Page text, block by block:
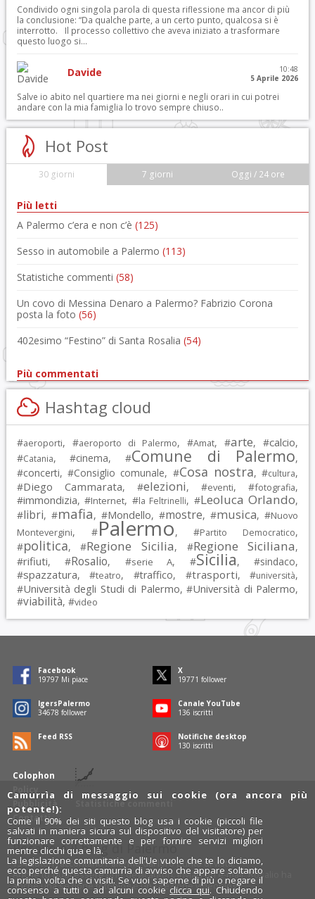
Condivido ogni singola parola di questa riflessione ma ancor di più
la conclusione: “Da qualche parte, a un certo punto, qualcosa si è
interrotto. Il processo collettivo che aveva iniziato a trasformare
questo luogo si...
Davide
10:48
5 Aprile 2026
Salve io abito nel quartiere ma nei giorni e negli orari in cui potrei
andare con la mia famiglia lo trovo sempre chiuso..
Hot Post
30 giorni 7 giorni Oggi / 24 ore
Più letti
A Palermo c’era e non c’è (125)
Sesso in automobile a Palermo (113)
Statistiche commenti (58)
Un covo di Messina Denaro a Palermo? Fabrizio Corona
posta la foto (56)
402esimo “Festino” di Santa Rosalia (54)
Più commentati
Hashtag cloud
#aeroporti, #aeroporto di Palermo, #Amat, #arte, #calcio,
#Catania, #cinema, #Comune di Palermo,
#concerti, #Consiglio comunale, #Cosa nostra, #cultura,
#Diego Cammarata, #elezioni, #eventi, #fotografia,
#immondizia, #Internet, #la Feltrinelli, #Leoluca Orlando,
#libri, #mafia, #Mondello, #mostre, #musica, #Nuovo
Montevergini, #Palermo, #Partito Democratico,
#politica, #Regione Sicilia, #Regione Siciliana,
#rifiuti, #Rosalio, #serie A, #Sicilia, #sindaco,
#spazzatura, #teatro, #traffico, #trasporti, #università,
#Università degli Studi di Palermo, #Università di Palermo,
#viabilità, #video
Colophon
Policy
Pubblicità
Contatti
Statistiche commenti
Facebook
19797 Mi piace
X
19771 follower
IgersPalermo
34678 follower
Canale YouTube
136 iscritti
Feed RSS
Notifiche desktop
130 iscritti
Rosalio è il blog di Palermo
754 autoriraccontano Palermo dal loro punto di vista.
Anche tu puoi essere uno degli autori: inviaci un' e-mail. Rosalio ha
anche una sezionefotobloge una sezionevideoblog.
Camurrìa di messaggio sui cookie (ora ancora più
potente!):
Come il 90% dei siti questo blog usa i cookie (piccoli file
salvati in maniera sicura sul dispositivo del visitatore) per
funzionare correttamente e per fornire servizi migliori
mentre clicchi qua e là.
La legislazione comunitaria dell'Ue vuole che te lo diciamo,
ecco perché questa camurrìa di avviso che appare soltanto
la prima volta che ci visiti. Se vuoi saperne di più o negare il
consenso a tutti o ad alcuni cookie clicca qui. Chiudendo